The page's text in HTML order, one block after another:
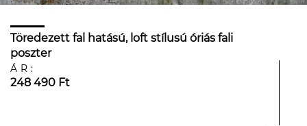
Töredezett fal hatású, loft stílusú óriás fali
poszter
ÁR:
248 490 Ft